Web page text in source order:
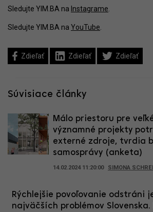
Sledujte YIM.BA na Instagrame.
Sledujte YIM.BA na YouTube.
Zdieľať Zdieľať Zdieľať
Súvisiace články
Málo priestoru pre
významné projekty
externé zdroje, tvrdia
samosprávy (anketa)
14.02.2024 11:20:00 SIMONA
Rýchlejšie povoľovanie odstráni
najväčších problémov Slovenska.